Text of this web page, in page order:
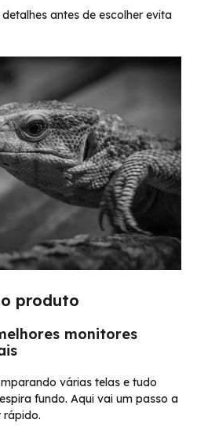
antes de escolher evita
produto
monitores
várias telas e tudo
fundo. Aqui vai um passo a
rápido.